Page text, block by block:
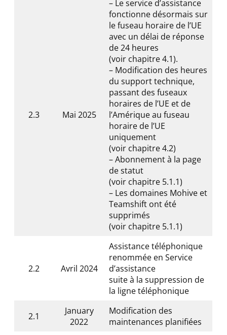
2.3 Mai 2025
– Le service d’assistance
fonctionne désormais sur
le fuseau horaire de l’UE
avec un délai de réponse
de 24 heures
(voir chapitre 4.1).
– Modification des heures
du support technique,
passant des fuseaux
horaires de l’UE et de
l’Amérique au fuseau
horaire de l’UE
uniquement
(voir chapitre 4.2)
– Abonnement à la page
de statut
(voir chapitre 5.1.1)
– Les domaines Mohive et
Teamshift ont été
supprimés
(voir chapitre 5.1.1)
2.2 Avril 2024
Assistance téléphonique
renommée en Service
d’assistance
suite à la suppression de
la ligne téléphonique
2.1
January
2022
Modification des
maintenances planifiées